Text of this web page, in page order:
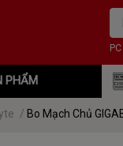
PHẨM
/ Bo Mạch Chủ